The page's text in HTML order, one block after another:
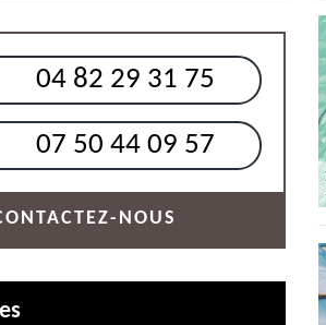
04 82 29 31 75
07 50 44 09 57
NOUS